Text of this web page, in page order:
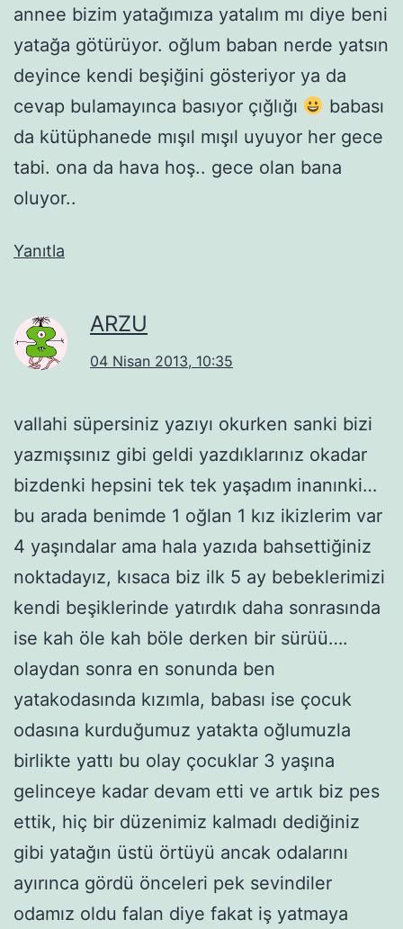
annee bizim yatağımıza yatalım mı diye beni
yatağa götürüyor. oğlum baban nerde yatsın
deyince kendi beşiğini gösteriyor ya da
cevap bulamayınca basıyor çığlığı
babası
da kütüphanede mışıl mışıl uyuyor her gece
tabi. ona da hava hoş.. gece olan bana
oluyor..
Yanıtla
ARZU
04 Nisan 2013, 10:35
vallahi süpersiniz yazıyı okurken sanki bizi
yazmışsınız gibi geldi yazdıklarınız okadar
bizdenki hepsini tek tek yaşadım inanınki…
bu arada benimde 1 oğlan 1 kız ikizlerim var
4 yaşındalar ama hala yazıda bahsettiğiniz
noktadayız, kısaca biz ilk 5 ay bebeklerimizi
kendi beşiklerinde yatırdık daha sonrasında
ise kah öle kah böle derken bir sürüü….
olaydan sonra en sonunda ben
yatakodasında kızımla, babası ise çocuk
odasına kurduğumuz yatakta oğlumuzla
birlikte yattı bu olay çocuklar 3 yaşına
gelinceye kadar devam etti ve artık biz pes
ettik, hiç bir düzenimiz kalmadı dediğiniz
gibi yatağın üstü örtüyü ancak odalarını
ayırınca gördü önceleri pek sevindiler
odamız oldu falan diye fakat iş yatmaya